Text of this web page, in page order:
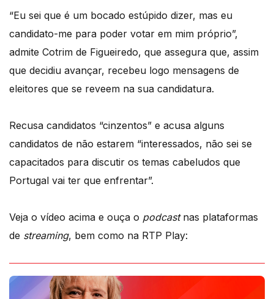
“Eu sei que é um bocado estúpido dizer, mas eu
candidato-me para poder votar em mim próprio”,
admite Cotrim de Figueiredo, que assegura que, assim
que decidiu avançar, recebeu logo mensagens de
eleitores que se reveem na sua candidatura.
Recusa candidatos “cinzentos” e acusa alguns
candidatos de não estarem “interessados, não sei se
capacitados para discutir os temas cabeludos que
Portugal vai ter que enfrentar”.
Veja o vídeo acima e ouça o podcastnas plataformas
de streaming, bem como na RTP Play: